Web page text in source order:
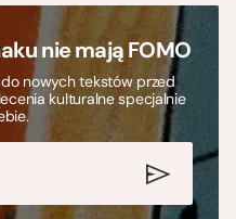
nie mają FOMO
nowych tekstów przed
kulturalne specjalnie